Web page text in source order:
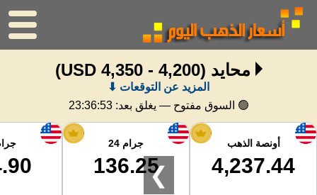
الرئيسية
سعر الذهب
اسعار الفضه
حاسبة الذهب
محايد (4,200 - 4,350 USD)
المزيد عن التوقعات ⬇
🟢 السوق مفتوح — يغلق بعد: 23:36:52
أونصة الذهب
4,237.44
جرام 24
136.25
❯